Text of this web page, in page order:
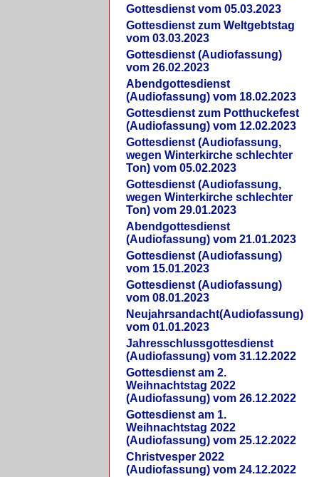
Gottesdienst vom 05.03.2023
Gottesdienst zum Weltgebtstag
vom 03.03.2023
Gottesdienst (Audiofassung)
vom 26.02.2023
Abendgottesdienst
(Audiofassung) vom 18.02.2023
Gottesdienst zum Potthuckefest
(Audiofassung) vom 12.02.2023
Gottesdienst (Audiofassung,
wegen Winterkirche schlechter
Ton) vom 05.02.2023
Gottesdienst (Audiofassung,
wegen Winterkirche schlechter
Ton) vom 29.01.2023
Abendgottesdienst
(Audiofassung) vom 21.01.2023
Gottesdienst (Audiofassung)
vom 15.01.2023
Gottesdienst (Audiofassung)
vom 08.01.2023
Neujahrsandacht(Audiofassung)
vom 01.01.2023
Jahresschlussgottesdienst
(Audiofassung) vom 31.12.2022
Gottesdienst am 2.
Weihnachtstag 2022
(Audiofassung) vom 26.12.2022
Gottesdienst am 1.
Weihnachtstag 2022
(Audiofassung) vom 25.12.2022
Christvesper 2022
(Audiofassung) vom 24.12.2022